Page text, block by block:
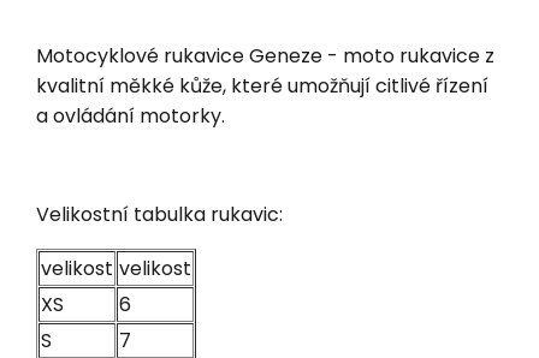
Motocyklové rukavice Geneze - moto rukavice z
kvalitní měkké kůže, které umožňují citlivé řízení
a ovládání motorky.
Velikostní tabulka rukavic:
velikost velikost
XS
6
S
7